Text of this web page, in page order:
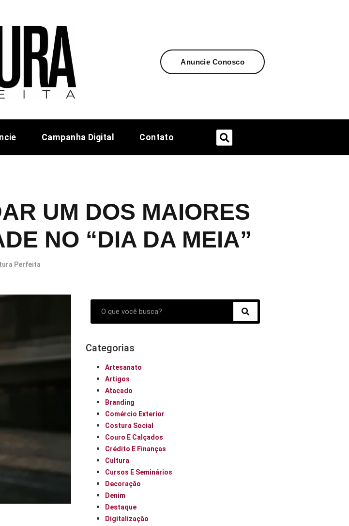
Anuncie Conosco
Campanha Digital Contato
UM DOS MAIORES
NO “DIA DA MEIA”
Perfeita
Categorias
Artesanato
Artigos
Atacado
Branding
Comércio Exterior
Costura Social
Couro E Calçados
Crédito E Finanças
Cultura
Cursos E Seminários
Decoração
Denim
Destaque
Digitalização